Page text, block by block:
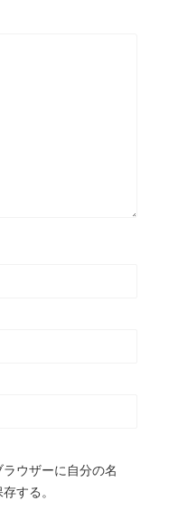
ウザーに自分の名
する。